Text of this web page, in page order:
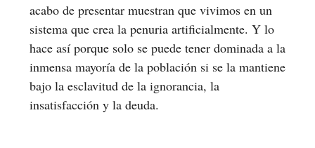
acabo de presentar muestran que vivimos en un
sistema que crea la penuria artificialmente. Y lo
hace así porque solo se puede tener dominada a la
inmensa mayoría de la población si se la mantiene
bajo la esclavitud de la ignorancia, la
insatisfacción y la deuda.